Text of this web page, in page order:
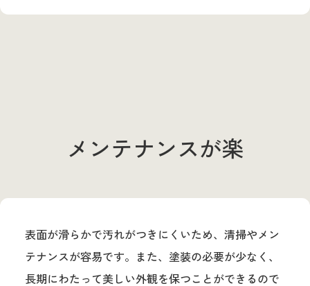
メンテナンスが楽
表面が滑らかで汚れがつきにくいため、清掃やメン
テナンスが容易です。また、塗装の必要が少なく、
長期にわたって美しい外観を保つことができるので